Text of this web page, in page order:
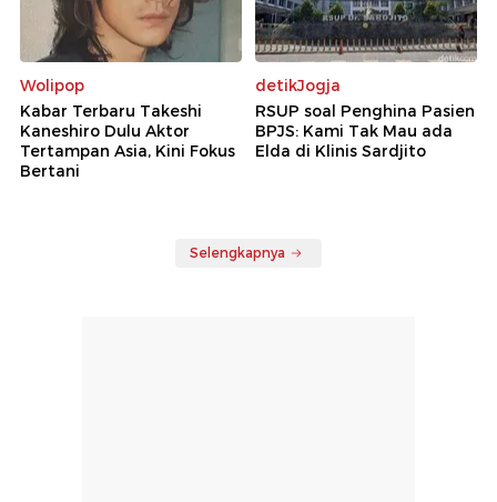
Wolipop
Kabar Terbaru Takeshi
Kaneshiro Dulu Aktor
Tertampan Asia, Kini Fokus
Bertani
detikJogja
RSUP soal Penghina Pasien
BPJS: Kami Tak Mau ada
Elda di Klinis Sardjito
Selengkapnya